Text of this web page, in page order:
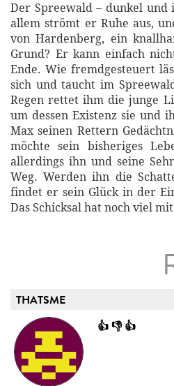
Der Spreewald – dunkel
allem strömt er Ruhe aus,
von Hardenberg, ein
Grund? Er kann einfach
Ende. Wie fremdgesteuert
sich und taucht im
Regen rettet ihm die junge
um dessen Existenz sie und
Max seinen Rettern
möchte sein bisheriges
allerdings ihn und seine
Weg. Werden ihn die
findet er sein Glück in der
Das Schicksal hat noch viel
THATSME
👍 👎 👍